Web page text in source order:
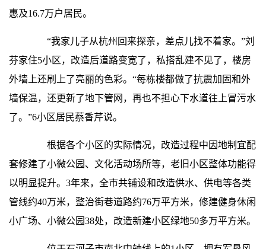
惠及16.7万户居民。
“我家儿子从杭州回来探亲，差点儿找不着家。”刘
芬家住5小区，改造后道路变宽了，私搭乱建不见了，楼房
外墙上还刷上了亮丽的色彩。“每栋楼都做了抗震加固和外
墙保温，还更新了地下管网，再也不担心下水道往上冒污水
了。”6小区居民蔡香芹说。
根据各个小区的实际情况，改造过程中因地制宜配
套修建了小微公园、文化活动场所等，老旧小区整体功能得
以明显提升。3年来，全市共铺设和改造供水、供电等各类
管线约40万米，整治街巷道路约76万平方米，修建健身休闲
小广场、小微公园38处，改造新建小区绿地50多万平方米。